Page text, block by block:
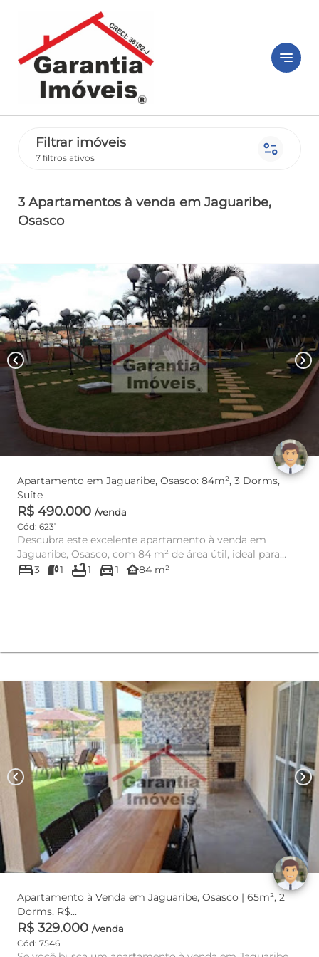
notes
Filtrar imóveis
7 filtros ativos page_info
3 Apartamentos à venda em Jaguaribe,
Osasco
chevron_left chevron_right
Apartamento em Jaguaribe, Osasco: 84m², 3 Dorms,
Suíte
R$ 490.000 /venda
Cód: 6231
Descubra este excelente apartamento à venda em
Jaguaribe, Osasco, com 84 m² de área útil, ideal para
quem busca confort...
bed3 1 bathtub1 directions_car1 other_houses84 m²
chevron_left chevron_right
Apartamento à Venda em Jaguaribe, Osasco | 65m², 2
Dorms, R$...
R$ 329.000 /venda
Cód: 7546